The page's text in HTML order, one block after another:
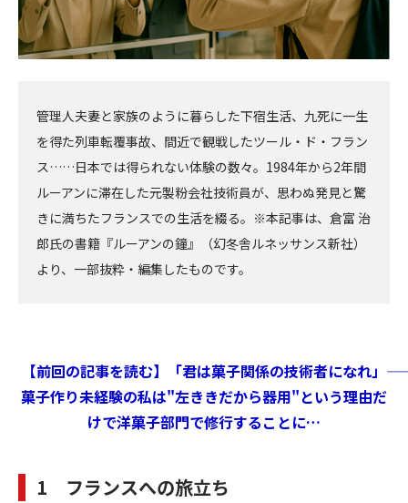
管理人夫妻と家族のように暮らした下宿生活、九死に一生
を得た列車転覆事故、間近で観戦したツール・ド・フラン
ス……日本では得られない体験の数々。1984年から2年間
ルーアンに滞在した元製粉会社技術員が、思わぬ発見と驚
きに満ちたフランスでの生活を綴る。※本記事は、倉富 治
郎氏の書籍『ルーアンの鐘』（幻冬舎ルネッサンス新社）
より、一部抜粋・編集したものです。
【前回の記事を読む】「君は菓子関係の技術者になれ」――
菓子作り未経験の私は"左ききだから器用"という理由だ
けで洋菓子部門で修行することに…
1 フランスへの旅立ち